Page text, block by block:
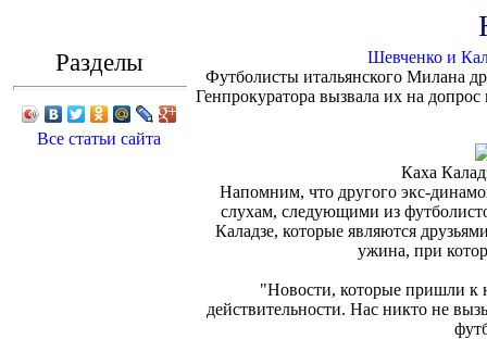
Разделы
Все статьи сайта
Шевченко и
Футболисты итальянского Милана
Генпрокуратора вызвала их на
Каха
Напомним, что другого экс-
слухам, следующими из
Каладзе, которые являются
ужина, при
"Новости, которые пришли к
действительности. Нас никто не